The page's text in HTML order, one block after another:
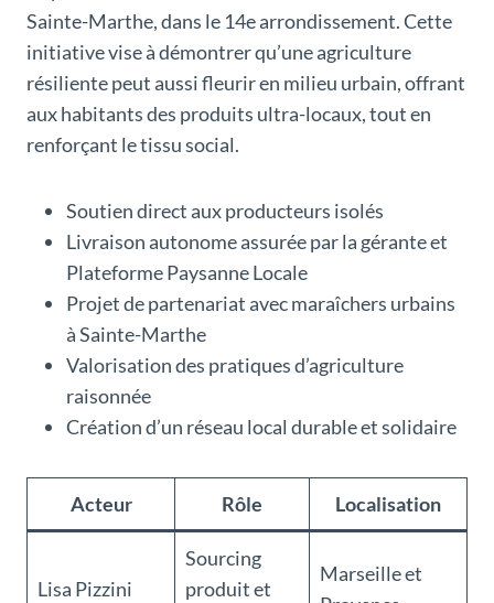
Sainte-Marthe, dans le 14e arrondissement. Cette
initiative vise à démontrer qu’une agriculture
résiliente peut aussi fleurir en milieu urbain, offrant
aux habitants des produits ultra-locaux, tout en
renforçant le tissu social.
Soutien direct aux producteurs isolés
Livraison autonome assurée par la gérante et
Plateforme Paysanne Locale
Projet de partenariat avec maraîchers urbains
à Sainte-Marthe
Valorisation des pratiques d’agriculture
raisonnée
Création d’un réseau local durable et solidaire
Acteur Rôle Localisation
Lisa Pizzini
Sourcing
produit et
Marseille et